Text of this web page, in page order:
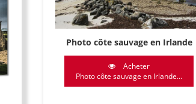
Photo côte sauvage en Irlande
Acheter
Photo côte sauvage en Irlande...